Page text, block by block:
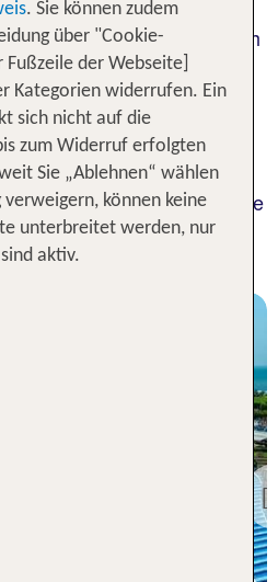
Fleisch oder Fisch sein. Auch
spielt eine gesunde
Rolle. Viele TUI Hotels
Tag fantasievolle Gerichte
Lassen Sie sich
Vielfalt der vegetarischen
genießen Sie die fleischlose
Hotels in vielen beliebten
Mittel- und Fernstrecke!
. Sie können zudem
über "Cookie-
der Webseite]
Kategorien widerrufen. Ein
sich nicht auf die
zum Widerruf erfolgten
Sie „Ablehnen“ wählen
können keine
unterbreitet werden, nur
aktiv.